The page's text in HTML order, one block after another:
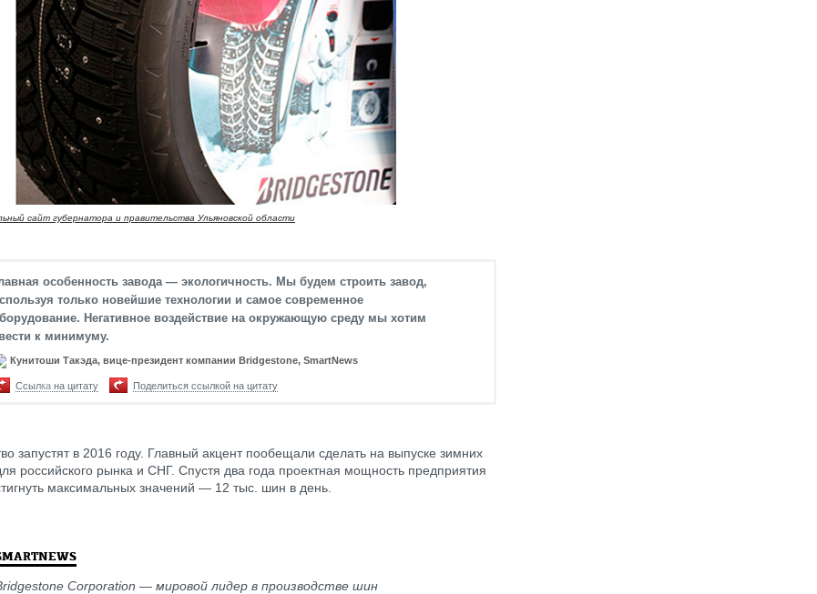
сайт губернатора и правительства Ульяновской области
особенность завода — экологичность. Мы будем строить завод,
только новейшие технологии и самое современное
Негативное воздействие на окружающую среду мы хотим
к минимуму.
Кунитоши Такэда, вице-президент компании Bridgestone, SmartNews
Ссылка на цитату Поделиться ссылкой на цитату
запустят в 2016 году. Главный акцент пообещали сделать на выпуске зимних
российского рынка и СНГ. Спустя два года проектная мощность предприятия
максимальных значений — 12 тыс. шин в день.
Corporation — мировой лидер в производстве шин